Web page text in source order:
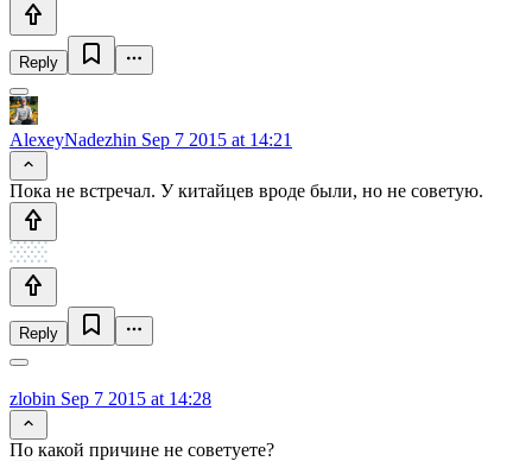
Reply
AlexeyNadezhin Sep 7 2015 at 14:21
Пока не встречал. У китайцев вроде были, но не советую.
Reply
zlobin Sep 7 2015 at 14:28
По какой причине не советуете?